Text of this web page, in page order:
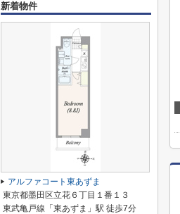
新着物件
アルファコート東あずま
東京都墨田区立花６丁目１番１３
東武亀戸線「東あずま」駅 徒歩7分